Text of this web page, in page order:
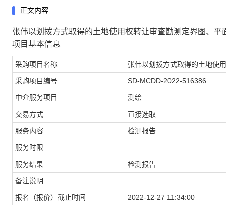
正文内容
张伟以划拨方式取得的土地使用权转让审查勘测定界图、
项目基本信息
采购项目名称 张伟以划拨方式取得的土地使
采购项目编号 SD-MCDD-2022-516386
中介服务项目 测绘
交易方式 直接选取
服务内容 检测报告
服务时限
服务结果 检测报告
备注说明
报名（报价）截止时间 2022-12-27 11:34:00